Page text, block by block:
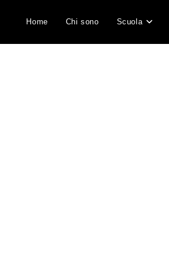
Home Chi sono Scuola